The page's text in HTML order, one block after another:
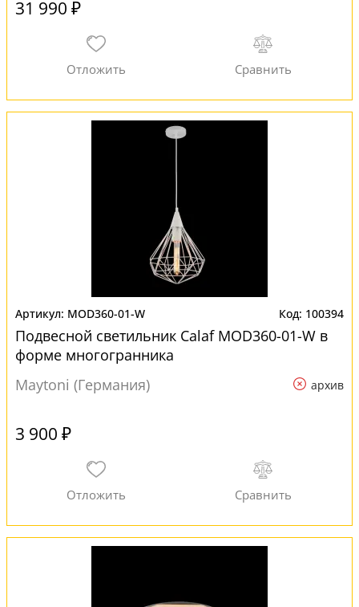
31 990 ₽
MOD360-01-W 100394
Подвесной светильник Calaf MOD360-01-W в
форме многогранника
Maytoni (Германия)
архив
3 900 ₽